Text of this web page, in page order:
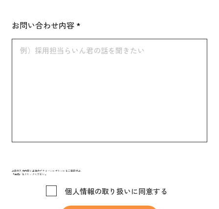
上記の入力内容と当社のプライバシーポリシーをご確認の上、
「送信」をクリックください。
個人情報の取り扱いに同意する
お問い合わせ内容